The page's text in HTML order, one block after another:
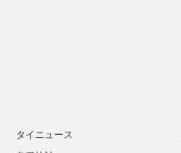
タイニュース